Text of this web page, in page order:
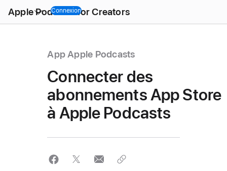
Apple Podcasts for Creators
Menu
Connexion
App Apple Podcasts
Connecter des
abonnements App Store
à Apple Podcasts